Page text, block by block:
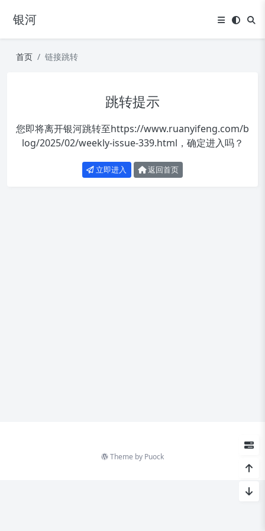
银河
首页 链接跳转
跳转提示
您即将离开银河跳转至https://www.ruanyifeng.com/b
log/2025/02/weekly-issue-339.html ，确定进入吗？
立即进入 返回首页
Theme by Puock